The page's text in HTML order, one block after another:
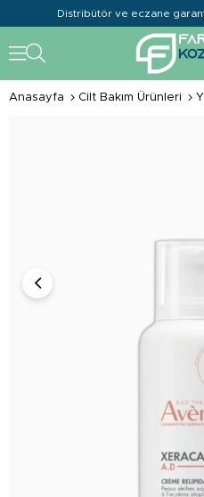
Distribütör ve eczane
Anasayfa Cilt Bakım Ürünleri